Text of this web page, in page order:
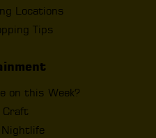
Locations
Tips
on this Week?
Nightlife